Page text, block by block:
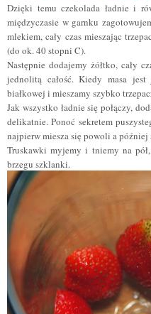
Dzięki temu czekolada ładnie i
międzyczasie w garnku
mlekiem, cały czas mieszając
(do ok. 40 stopni C).
Następnie dodajemy żółtko, cały
jednolitą całość. Kiedy masa
białkowej i mieszamy szybko
Jak wszystko ładnie się połączy,
delikatnie. Ponoć sekretem
najpierw miesza się powoli a później
Truskawki myjemy i tniemy na
brzegu szklanki.